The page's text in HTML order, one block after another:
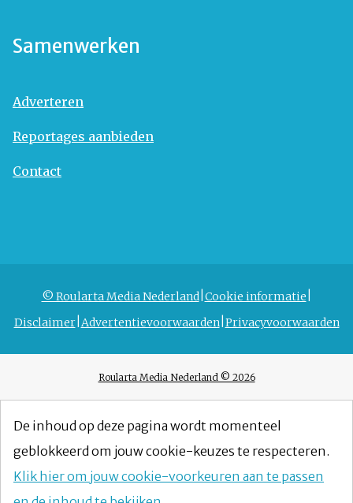
Samenwerken
Adverteren
Reportages aanbieden
Contact
© Roularta Media Nederland Cookie informatie
Disclaimer Advertentievoorwaarden Privacyvoorwaarden
Roularta Media Nederland © 2026
De inhoud op deze pagina wordt momenteel
geblokkeerd om jouw cookie-keuzes te respecteren.
Klik hier om jouw cookie-voorkeuren aan te passen